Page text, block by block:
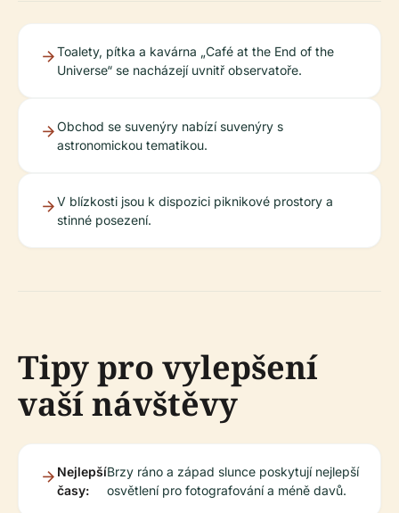
Toalety, pítka a kavárna „Café at the End of the
Universe“ se nacházejí uvnitř observatoře.
Obchod se suvenýry nabízí suvenýry s
astronomickou tematikou.
V blízkosti jsou k dispozici piknikové prostory a
stinné posezení.
Tipy pro vylepšení
vaší návštěvy
Nejlepší
časy:
Brzy ráno a západ slunce poskytují nejlepší
osvětlení pro fotografování a méně davů.